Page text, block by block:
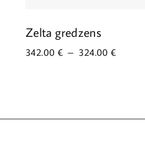
Zelta gredzens
324.00€
–
342.00 €